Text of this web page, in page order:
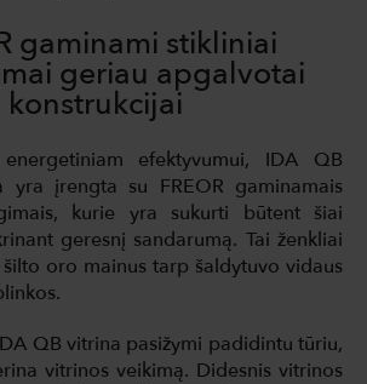
gaminami stikliniai
geriau apgalvotai
konstrukcijai
efektyvumui, IDA QB
yra įrengta su FREOR gaminamais
kurie yra sukurti būtent šiai
geresnį sandarumą. Tai ženkliai
oro mainus tarp šaldytuvo vidaus
QB vitrina pasižymi padidintu tūriu,
vitrinos veikimą. Didesnis vitrinos